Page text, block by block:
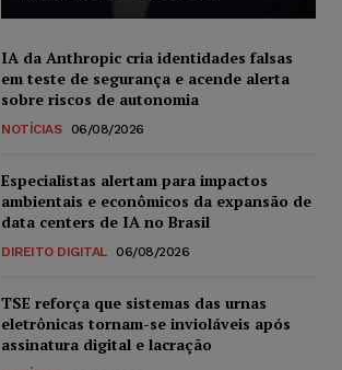
IA da Anthropic cria identidades falsas
em teste de segurança e acende alerta
sobre riscos de autonomia
NOTÍCIAS 06/08/2026
Especialistas alertam para impactos
ambientais e econômicos da expansão de
data centers de IA no Brasil
DIREITO DIGITAL 06/08/2026
TSE reforça que sistemas das urnas
eletrônicas tornam-se invioláveis após
assinatura digital e lacração